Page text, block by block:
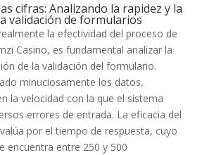
cifras: Analizando la rapidez y la
validación de formularios
la efectividad del proceso de
Casino, es fundamental analizar la
de la validación del formulario.
minuciosamente los datos,
la velocidad con la que el sistema
errores de entrada. La eficacia del
por el tiempo de respuesta, cuyo
encuentra entre 250 y 500